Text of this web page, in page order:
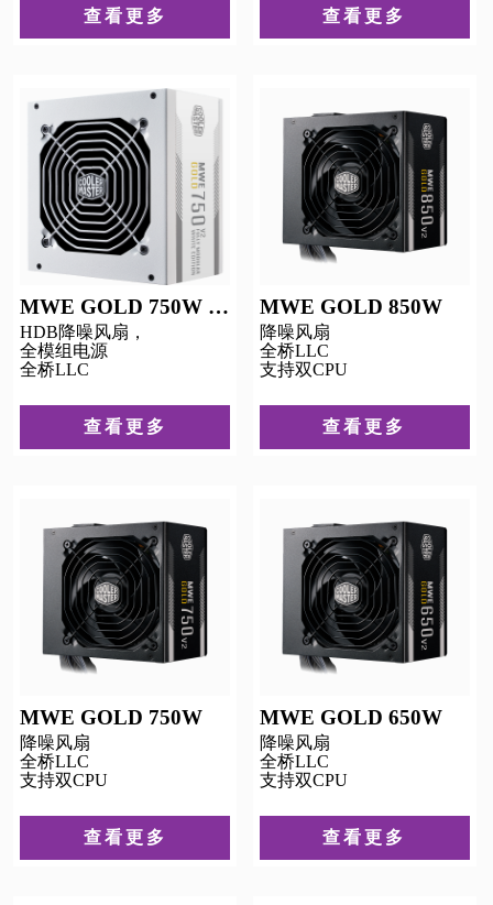
查看更多 查看更多
MWE GOLD 750W 白色
HDB降噪风扇，
全模组电源
全桥LLC
查看更多
MWE GOLD 850W
降噪风扇
全桥LLC
支持双CPU
查看更多
MWE GOLD 750W
降噪风扇
全桥LLC
支持双CPU
查看更多
MWE GOLD 650W
降噪风扇
全桥LLC
支持双CPU
查看更多